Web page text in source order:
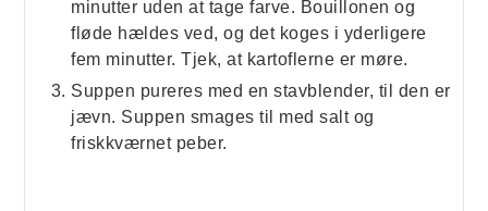
minutter uden at tage farve. Bouillonen og
fløde hældes ved, og det koges i yderligere
fem minutter. Tjek, at kartoflerne er møre.
Suppen pureres med en stavblender, til den er
jævn. Suppen smages til med salt og
friskkværnet peber.